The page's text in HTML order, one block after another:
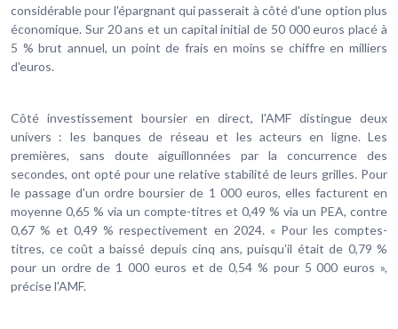
considérable pour l'épargnant qui passerait à côté d'une option plus
économique. Sur 20 ans et un capital initial de 50 000 euros placé à
5 % brut annuel, un point de frais en moins se chiffre en milliers
d'euros.
Côté investissement boursier en direct, l'AMF distingue deux
univers : les banques de réseau et les acteurs en ligne. Les
premières, sans doute aiguillonnées par la concurrence des
secondes, ont opté pour une relative stabilité de leurs grilles. Pour
le passage d'un ordre boursier de 1 000 euros, elles facturent en
moyenne 0,65 % via un compte-titres et 0,49 % via un PEA, contre
0,67 % et 0,49 % respectivement en 2024. « Pour les comptes-
titres, ce coût a baissé depuis cinq ans, puisqu'il était de 0,79 %
pour un ordre de 1 000 euros et de 0,54 % pour 5 000 euros »,
précise l'AMF.